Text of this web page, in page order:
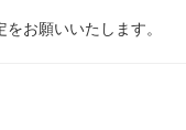
お願いいたします。